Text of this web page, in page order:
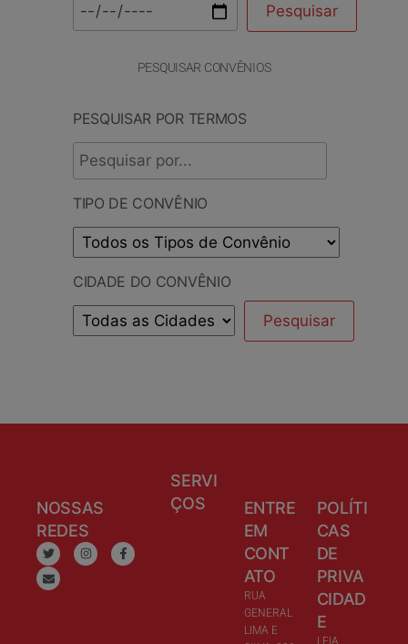
PESQUISAR CONVÊNIOS
PESQUISAR POR TERMOS
TIPO DE CONVÊNIO
CIDADE DO CONVÊNIO
NOSSAS
REDES
SERVI
ÇOS
ENTRE
EM
CONT
ATO
RUA
GENERAL
LIMA E
POLÍTI
CAS
DE
PRIVA
CIDAD
E
LEIA